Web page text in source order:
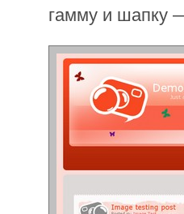
гамму и шапку